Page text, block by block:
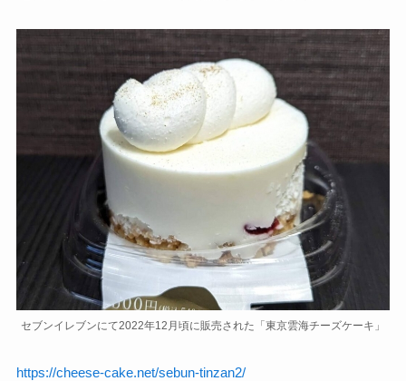
セブンイレブンにて2022年12月頃に販売された「東京雲海チーズケーキ」
https://cheese-cake.net/sebun-tinzan2/